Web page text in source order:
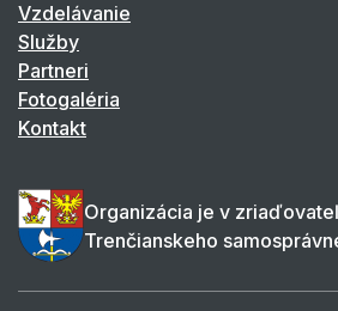
Vzdelávanie
Služby
Partneri
Fotogaléria
Kontakt
Organizácia je v
Trenčianskeho